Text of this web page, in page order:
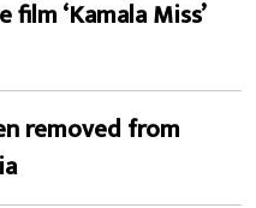
‘Kamala Miss’
removed from